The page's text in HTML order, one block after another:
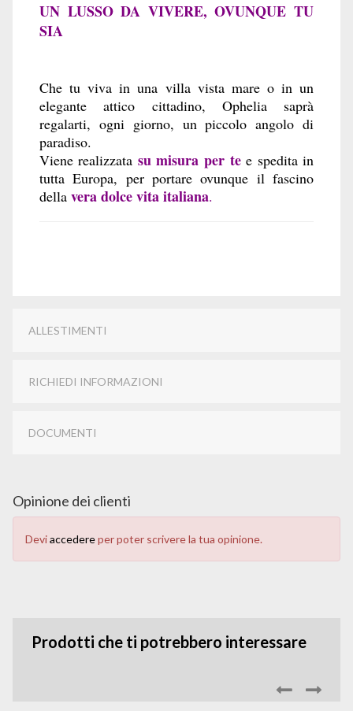
UN LUSSO DA VIVERE, OVUNQUE TU
SIA
Che tu viva in una villa vista mare o in un
elegante attico cittadino, Ophelia saprà
regalarti, ogni giorno, un piccolo angolo di
paradiso.
Viene realizzata su misura per tee spedita in
tutta Europa, per portare ovunque il fascino
della vera dolce vita italiana.
ALLESTIMENTI
RICHIEDI INFORMAZIONI
DOCUMENTI
Opinione dei clienti
Deviaccedereper poter scrivere la tua opinione.
Prodotti che ti potrebbero interessare